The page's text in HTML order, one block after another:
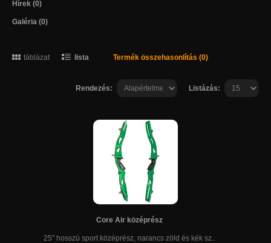
Hírek (0)
Galéria (0)
táblázat lista Termék összehasonlítás (0)
Listázás:
Rendezés:
Core Air középrész
25" hosszú sport középrész, narancs zöld és kék sz..